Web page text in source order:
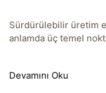
Sürdürülebilir üretim
anlamda üç temel
Devamını Oku